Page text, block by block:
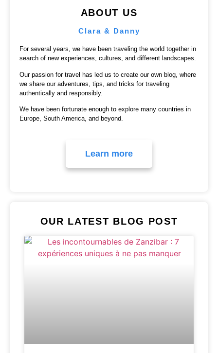
ABOUT US
Clara & Danny
For several years, we have been traveling the world together in
search of new experiences, cultures, and different landscapes.
Our passion for travel has led us to create our own blog, where
we share our adventures, tips, and tricks for traveling
authentically and responsibly.
We have been fortunate enough to explore many countries in
Europe, South America, and beyond.
Learn more
OUR LATEST BLOG POST